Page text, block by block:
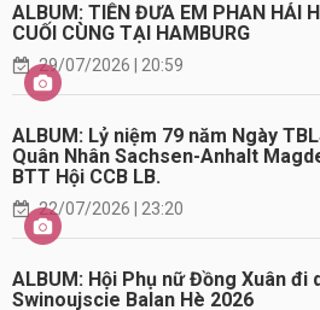
ALBUM: TIỄN ĐƯA EM PHAN HẢI
CUỐI CÙNG TẠI HAMBURG
29/07/2026 | 20:59
ALBUM: Lỷ niệm 79 năm Ngày
Quân Nhân Sachsen-Anhalt
BTT Hội CCB LB.
22/07/2026 | 23:20
ALBUM: Hội Phụ nữ Đồng Xuân đi
Swinoujscie Balan Hè 2026